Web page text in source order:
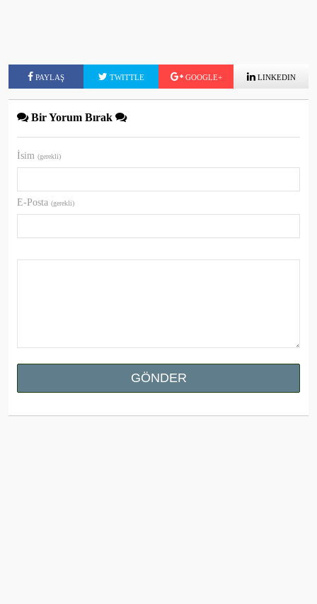
PAYLAŞ TWITTLE GOOGLE+ LINKEDIN
Bir Yorum Bırak
İsim (gerekli)
E-Posta (gerekli)